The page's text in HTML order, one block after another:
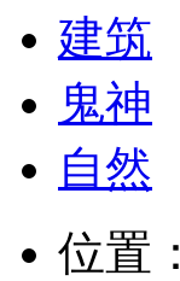
建筑
鬼神
自然
位置：